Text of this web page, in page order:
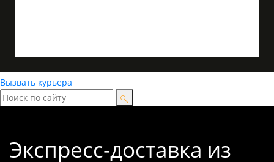
Вызвать курьера
Экспресс-доставка из